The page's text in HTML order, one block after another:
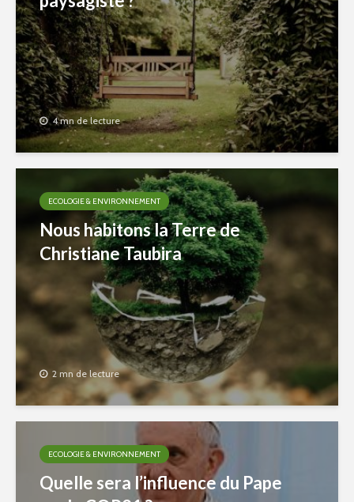
4 mn de lecture
ECOLOGIE & ENVIRONNEMENT
Nous habitons la Terre de
Christiane Taubira
2 mn de lecture
ECOLOGIE & ENVIRONNEMENT
Quelle sera l’influence du Pape